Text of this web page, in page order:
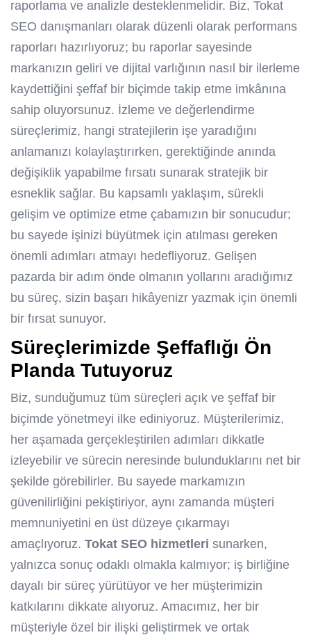
raporlama ve analizle desteklenmelidir. Biz, Tokat
SEO danışmanları olarak düzenli olarak performans
raporları hazırlıyoruz; bu raporlar sayesinde
markanızın geliri ve dijital varlığının nasıl bir ilerleme
kaydettiğini şeffaf bir biçimde takip etme imkânına
sahip oluyorsunuz. İzleme ve değerlendirme
süreçlerimiz, hangi stratejilerin işe yaradığını
anlamanızı kolaylaştırırken, gerektiğinde anında
değişiklik yapabilme fırsatı sunarak stratejik bir
esneklik sağlar. Bu kapsamlı yaklaşım, sürekli
gelişim ve optimize etme çabamızın bir sonucudur;
bu sayede işinizi büyütmek için atılması gereken
önemli adımları atmayı hedefliyoruz. Gelişen
pazarda bir adım önde olmanın yollarını aradığımız
bu süreç, sizin başarı hikâyenizr yazmak için önemli
bir fırsat sunuyor.
Süreçlerimizde Şeffaflığı Ön
Planda Tutuyoruz
Biz, sunduğumuz tüm süreçleri açık ve şeffaf bir
biçimde yönetmeyi ilke ediniyoruz. Müşterilerimiz,
her aşamada gerçekleştirilen adımları dikkatle
izleyebilir ve sürecin neresinde bulunduklarını net bir
şekilde görebilirler. Bu sayede markamızın
güvenilirliğini pekiştiriyor, aynı zamanda müşteri
memnuniyetini en üst düzeye çıkarmayı
amaçlıyoruz. Tokat SEO hizmetleri sunarken,
yalnızca sonuç odaklı olmakla kalmıyor; iş birliğine
dayalı bir süreç yürütüyor ve her müşterimizin
katkılarını dikkate alıyoruz. Amacımız, her bir
müşteriyle özel bir ilişki geliştirmek ve ortak